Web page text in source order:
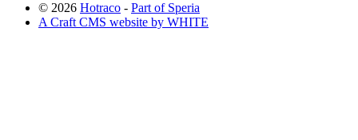
© 2026 Hotraco - Part of Speria
A Craft CMS website by WHITE